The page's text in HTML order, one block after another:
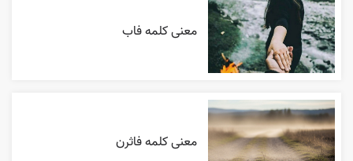
معنی کلمه فاب
معنی کلمه فاثرن